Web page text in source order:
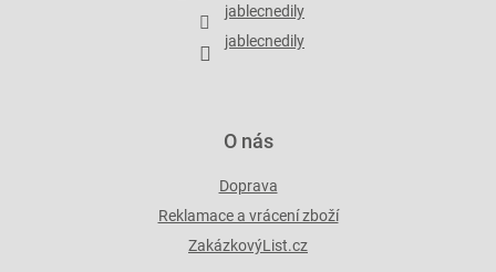
jablecnedily
jablecnedily
O nás
Doprava
Reklamace a vrácení zboží
ZakázkovýList.cz